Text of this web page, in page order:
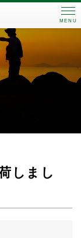
MENU
しまし